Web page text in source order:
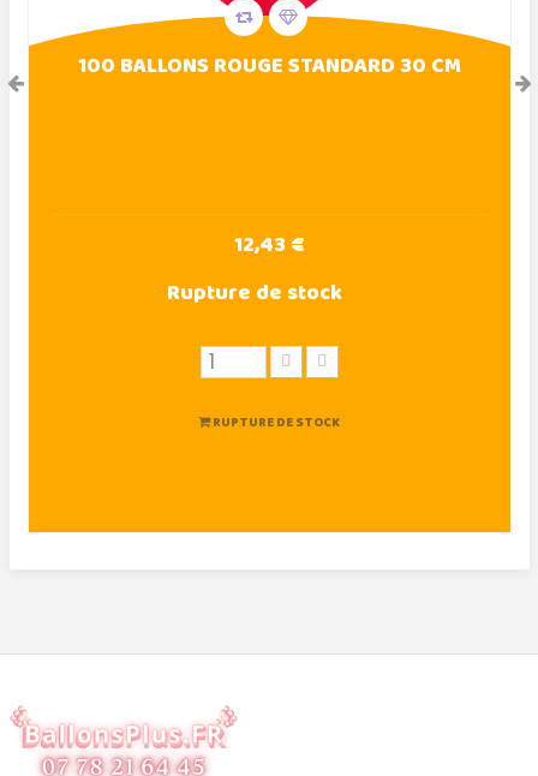
100 BALLONS ROUGE STANDARD 30 CM
12,43 €
Rupture de stock
RUPTURE DE STOCK